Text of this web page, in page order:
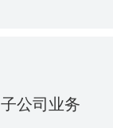
子公司业务